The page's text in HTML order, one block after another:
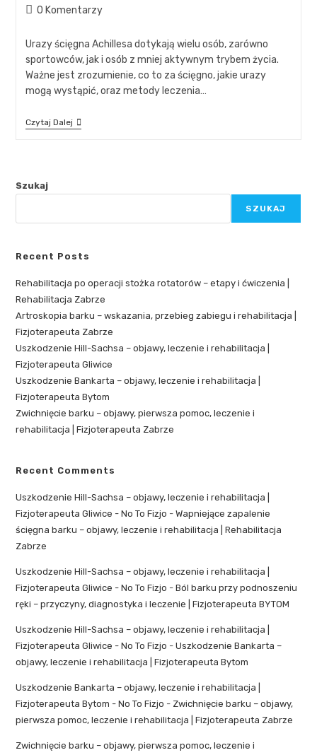
0 Komentarzy
Urazy ścięgna Achillesa dotykają wielu osób, zarówno
sportowców, jak i osób z mniej aktywnym trybem życia.
Ważne jest zrozumienie, co to za ścięgno, jakie urazy
mogą wystąpić, oraz metody leczenia…
Czytaj Dalej
Szukaj
SZUKAJ
Recent Posts
Rehabilitacja po operacji stożka rotatorów – etapy i ćwiczenia |
Rehabilitacja Zabrze
Artroskopia barku – wskazania, przebieg zabiegu i rehabilitacja |
Fizjoterapeuta Zabrze
Uszkodzenie Hill-Sachsa – objawy, leczenie i rehabilitacja |
Fizjoterapeuta Gliwice
Uszkodzenie Bankarta – objawy, leczenie i rehabilitacja |
Fizjoterapeuta Bytom
Zwichnięcie barku – objawy, pierwsza pomoc, leczenie i
rehabilitacja | Fizjoterapeuta Zabrze
Recent Comments
Uszkodzenie Hill-Sachsa – objawy, leczenie i rehabilitacja |
Fizjoterapeuta Gliwice - No To Fizjo -Wapniejące zapalenie
ścięgna barku – objawy, leczenie i rehabilitacja | Rehabilitacja
Zabrze
Uszkodzenie Hill-Sachsa – objawy, leczenie i rehabilitacja |
Fizjoterapeuta Gliwice - No To Fizjo -Ból barku przy podnoszeniu
ręki – przyczyny, diagnostyka i leczenie | Fizjoterapeuta BYTOM
Uszkodzenie Hill-Sachsa – objawy, leczenie i rehabilitacja |
Fizjoterapeuta Gliwice - No To Fizjo -Uszkodzenie Bankarta –
objawy, leczenie i rehabilitacja | Fizjoterapeuta Bytom
Uszkodzenie Bankarta – objawy, leczenie i rehabilitacja |
Fizjoterapeuta Bytom - No To Fizjo - Zwichnięcie barku – objawy,
pierwsza pomoc, leczenie i rehabilitacja | Fizjoterapeuta Zabrze
Zwichnięcie barku – objawy, pierwsza pomoc, leczenie i